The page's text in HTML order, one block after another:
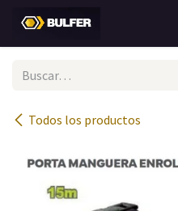
Todos los productos